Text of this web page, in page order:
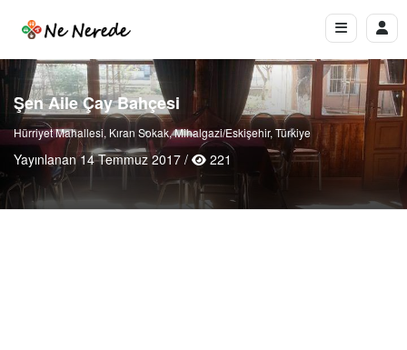
Şen Aile Çay Bahçesi
Hürriyet Mahallesi, Kıran Sokak, Mihalgazi/Eskişehir, Türkiye
Yayınlanan 14 Temmuz 2017 / 221